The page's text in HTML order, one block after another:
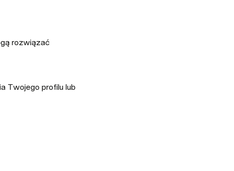
rozwiązać
Twojego profilu lub